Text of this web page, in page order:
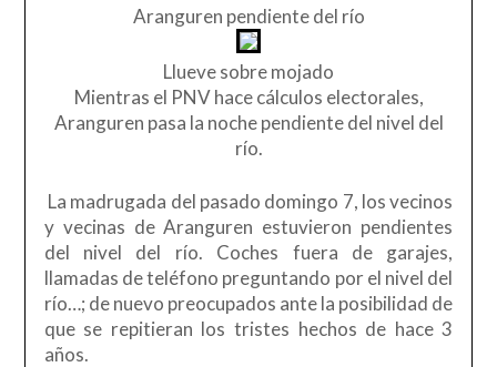
Aranguren pendiente del río
Llueve sobre mojado
Mientras el PNV hace cálculos electorales,
Aranguren pasa la noche pendiente del nivel del
río.
La madrugada del pasado domingo 7, los vecinos
y vecinas de Aranguren estuvieron pendientes
del nivel del río. Coches fuera de garajes,
llamadas de teléfono preguntando por el nivel del
río…; de nuevo preocupados ante la posibilidad de
que se repitieran los tristes hechos de hace 3
años.